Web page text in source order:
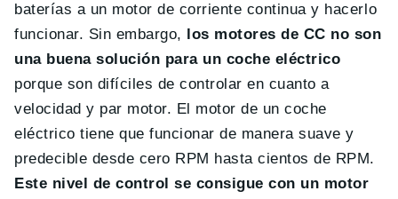
baterías a un motor de corriente continua y hacerlo
funcionar. Sin embargo,
los motores de CC no son
una buena solución para un coche eléctrico
porque son difíciles de controlar en cuanto a
velocidad y par motor. El motor de un coche
eléctrico tiene que funcionar de manera suave y
predecible desde cero RPM hasta cientos de RPM.
Este nivel de control se consigue con un motor